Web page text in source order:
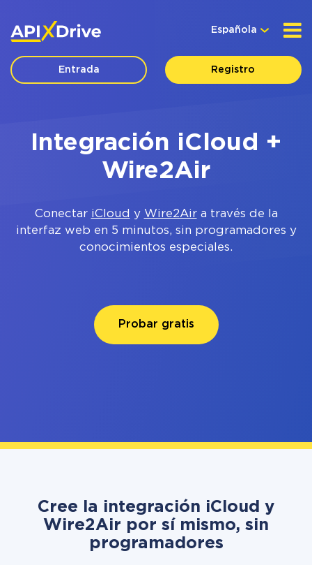
Española
Entrada Registro
Integración iCloud +
Wire2Air
Conectar iCloud y Wire2Aira través de la
interfaz web en 5 minutos, sin programadores y
conocimientos especiales.
Probar gratis
Cree la integración iCloud y
Wire2Air por sí mismo, sin
programadores